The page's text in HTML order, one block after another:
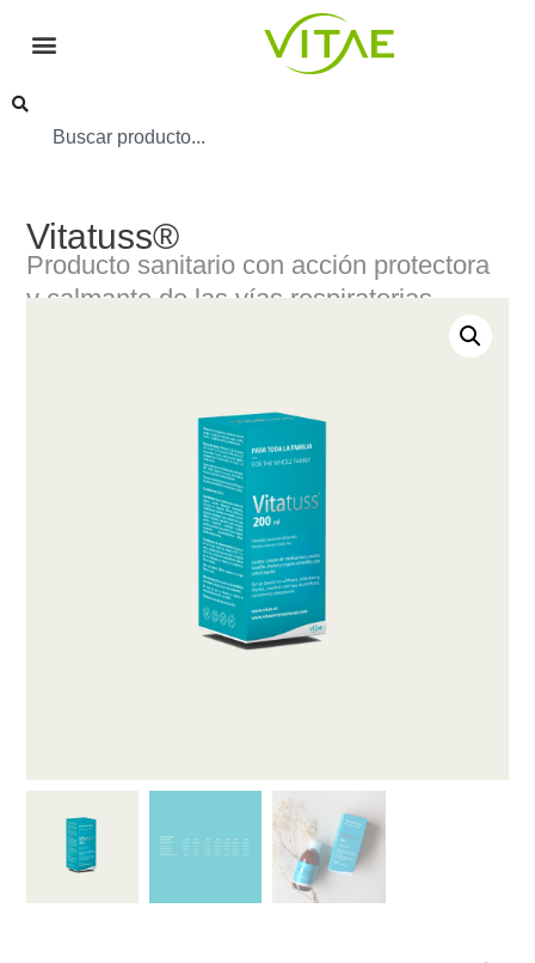
Vitatuss®
Producto sanitario con acción protectora
y calmante de las vías respiratorias.